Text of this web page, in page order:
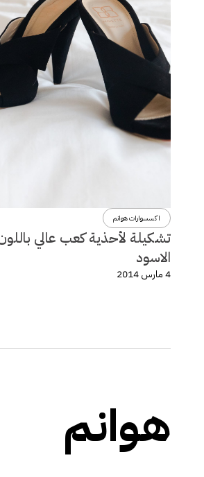
اكسسوارات هوانم
تشكيلة لأحذية كعب عالي
الاسود
4 مارس 2014
هوانم